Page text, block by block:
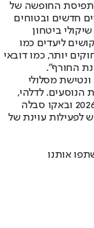
בתפיסת החופשה של
חדשים ובטוחים
ביטחון
ליעדים כמו
יותר, כמו דובאי
החורף".
מסלולי
הנוסעים. לדלהי,
הודו, הטיסות של אייר אינדיה ישובו רק ב-1 בינואר 2026 ובאקו סבלה
עוינת של
אותנו